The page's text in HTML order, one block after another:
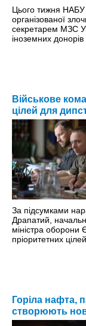
Цього тижня НАБУ
організованої
секретарем МЗС
іноземних
Військове
цілей для
За підсумками
Драпатий,
міністра оборони
пріоритетних
Горіла нафта,
створюють